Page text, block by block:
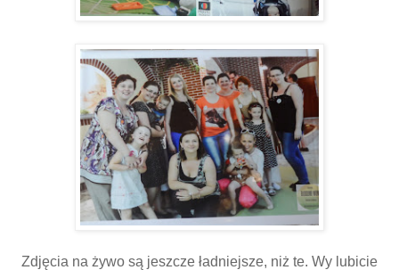
Zdjęcia na żywo są jeszcze ładniejsze, niż te. Wy lubicie